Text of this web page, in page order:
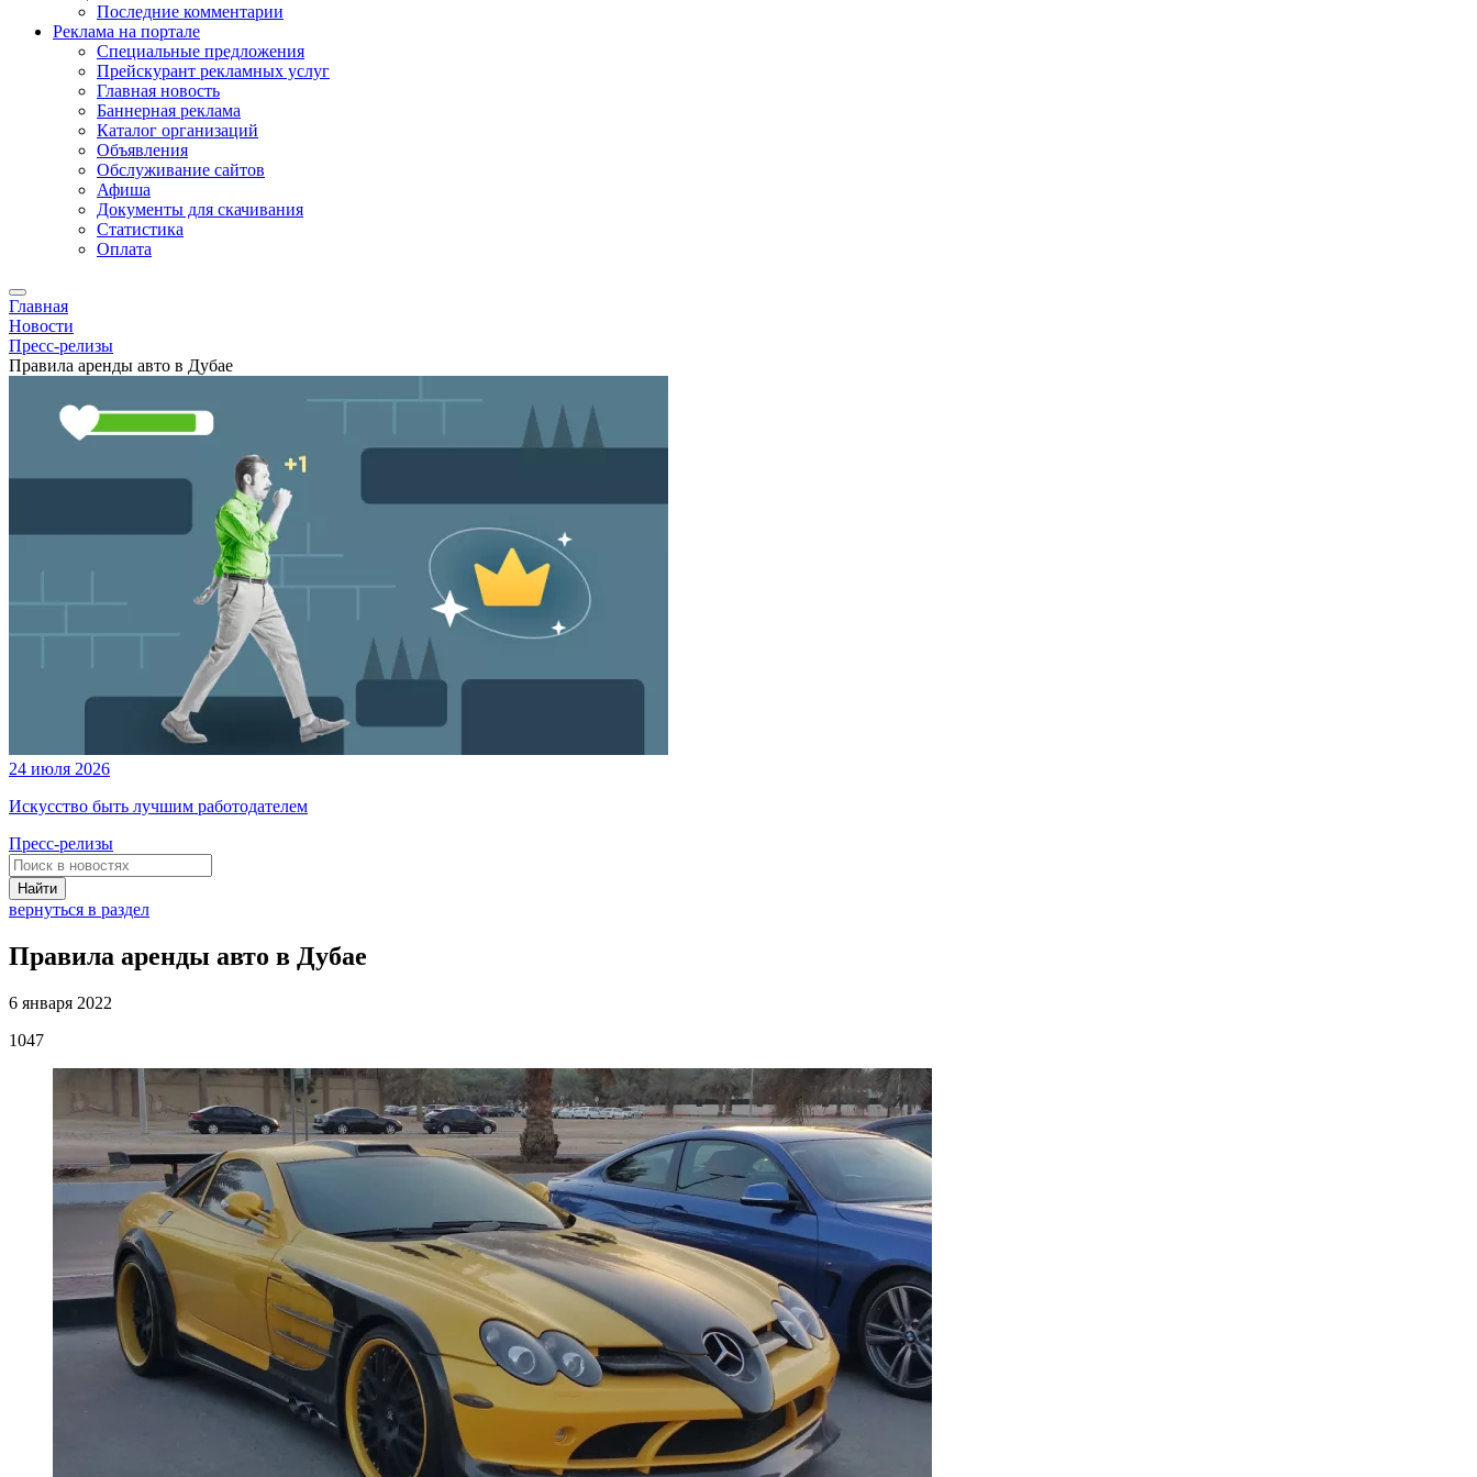
Последние комментарии
Реклама на портале
Специальные предложения
Прейскурант рекламных услуг
Главная новость
Баннерная реклама
Каталог организаций
Объявления
Обслуживание сайтов
Афиша
Документы для скачивания
Статистика
Оплата
Главная
Новости
Пресс-релизы
Правила аренды авто в Дубае
24 июля 2026
Искусство быть лучшим работодателем
Пресс-релизы
Найти
вернуться в раздел
Правила аренды авто в Дубае
6 января 2022
1047